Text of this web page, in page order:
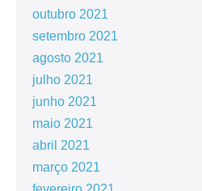
outubro 2021
setembro 2021
agosto 2021
julho 2021
junho 2021
maio 2021
abril 2021
março 2021